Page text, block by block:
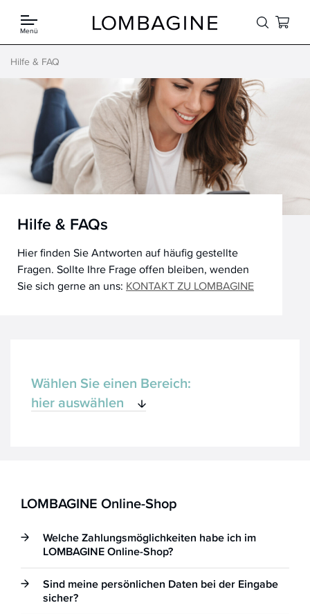
Menü
Hilfe & FAQ
Hilfe & FAQs
Hier finden Sie Antworten auf häufig gestellte
Fragen. Sollte Ihre Frage offen bleiben, wenden
Sie sich gerne an uns: KONTAKT ZU LOMBAGINE
Wählen Sie einen Bereich:
hier auswählen
Rechnung
Bestellung,
Lieferung
Retoure,
Reklamation,
Widerruf
LOMBAGINE Online-Shop
Welche Zahlungsmöglichkeiten habe ich im
LOMBAGINE Online-Shop?
Sind meine persönlichen Daten bei der Eingabe
sicher?